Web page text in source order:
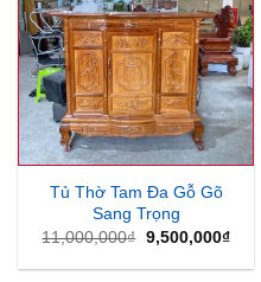
Tủ Thờ Tam Đa Gỗ Gõ
Sang Trọng
11,000,000₫ Giá
là:
9,500,000₫Giá
tại